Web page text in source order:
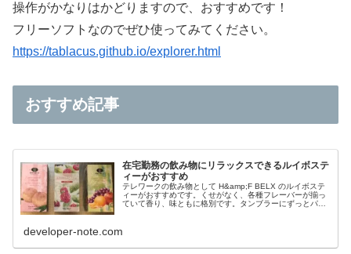
操作がかなりはかどりますので、おすすめです！
フリーソフトなのでぜひ使ってみてください。
https://tablacus.github.io/explorer.html
おすすめ記事
在宅勤務の飲み物にリラックスできるルイボステ
ィーがおすすめ
テレワークの飲み物として H&amp;F BELX のルイボステ
ィーがおすすめです。くせがなく、各種フレーバーが揃っ
ていて香り、味ともに格別です。タンブラーにずっとパッ
developer-note.com